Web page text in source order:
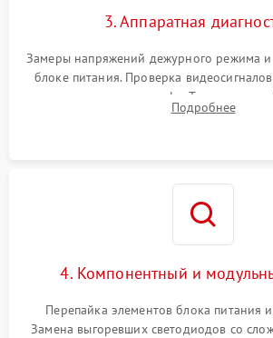
3. Аппаратная
Замеры напряжений дежурного режима
блоке питания. Проверка
помощью осциллографа. Тестирование
светодиодных планок подсветки
Подробнее
4. Компонентный и
Перепайка элементов блока питания
Замена выгоревших светодиодов со